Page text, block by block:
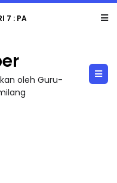
DUNIA
oleh Guru-